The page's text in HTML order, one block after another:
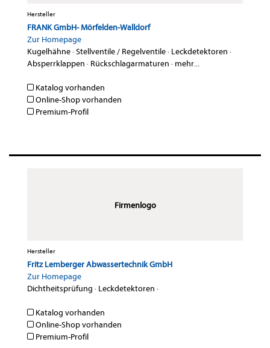
Hersteller
FRANK GmbH- Mörfelden-Walldorf
Zur Homepage
Kugelhähne·Stellventile / Regelventile· Leckdetektoren ·
Absperrklappen · Rückschlagarmaturen · mehr...
Katalog vorhanden
Online-Shop vorhanden
Premium-Profil
Firmenlogo
Hersteller
Fritz Lemberger Abwassertechnik GmbH
Zur Homepage
Dichtheitsprüfung · Leckdetektoren ·
Katalog vorhanden
Online-Shop vorhanden
Premium-Profil